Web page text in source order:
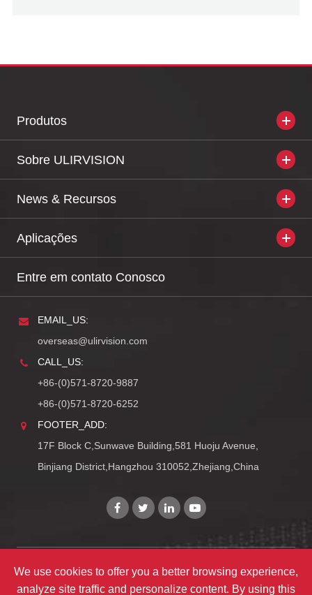
Produtos
Sobre ULIRVISION
News & Recursos
Aplicações
Entre em contato Conosco
EMAIL_US:
overseas@ulirvision.com
CALL_US:
+86-(0)571-8720-9887
+86-(0)571-8720-6252
FOOTER_ADD:
17F Block C,Sunwave Building,581 Huoju Avenue,
Binjiang District,Hangzhou 310052,Zhejiang,China
Copyright© Zhejiang ULIRVISION Technology Co., Ltd.
We use cookies to offer you a better browsing experience,
analyze site traffic and personalize content. By using this